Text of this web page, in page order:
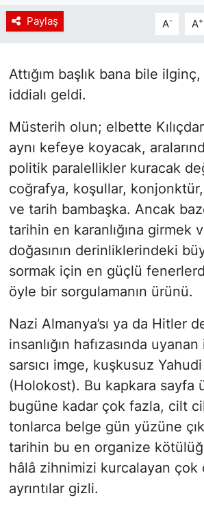
Paylaş A- A+
​Attığım başlık bana bile
iddialı geldi.
Müsterih olun; elbette
aynı kefeye koyacak,
politik paralellikler kuracak
coğrafya, koşullar,
ve tarih bambaşka. Ancak
tarihin en karanlığına girmek
doğasının derinliklerindeki
sormak için en güçlü
öyle bir sorgulamanın ürünü.
​Nazi Almanya’sı ya da Hitler
insanlığın hafızasında
sarsıcı imge, kuşkusuz Yahudi
(Holokost). Bu kapkara sayfa
bugüne kadar çok fazla, cilt
tonlarca belge gün yüzüne
tarihin bu en organize
hâlâ zihnimizi kurcalayan çok
ayrıntılar gizli.
MAGAZİN
Siyaset
YEREL HABER
Haberde insan
Tanıtım
Son Dakika Haberleri